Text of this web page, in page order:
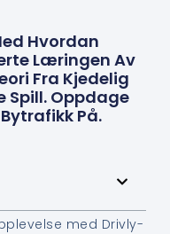
Hvordan
Læringen Av
Fra Kjedelig
Spill. Oppdage
På.
med Drivly-